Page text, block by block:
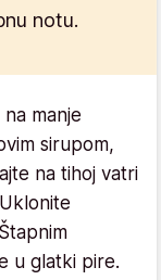
notu.
manje
sirupom,
na tihoj vatri
u glatki pire.